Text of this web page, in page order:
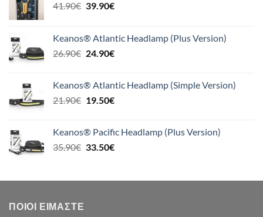
41.90€ Original
41.90€.
39.90€Η
είναι:
39.90€.
Keanos® Atlantic Headlamp (Plus Version)
26.90€ Original
26.90€.
24.90€Η
είναι:
24.90€.
Keanos® Atlantic Headlamp (Simple Version)
21.90€ Original
21.90€.
19.50€Η
είναι:
19.50€.
Keanos® Pacific Headlamp (Plus Version)
35.90€ Original
35.90€.
33.50€Η
είναι:
ΠΟΙΟΙ ΕΊΜΑΣΤΕ